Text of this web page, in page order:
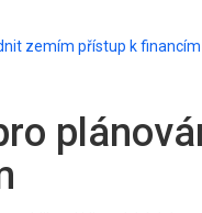
zemím přístup k financím